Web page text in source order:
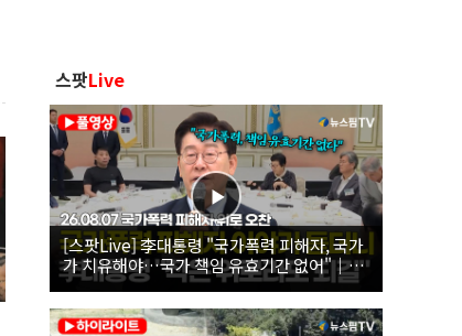
스팟Live
[스팟Live] 李대통령 "국가폭력 피해자, 국가
가 치유해야…국가 책임 유효기간 없어"｜
26.08.07 국가폭력 피해자 위로 오찬